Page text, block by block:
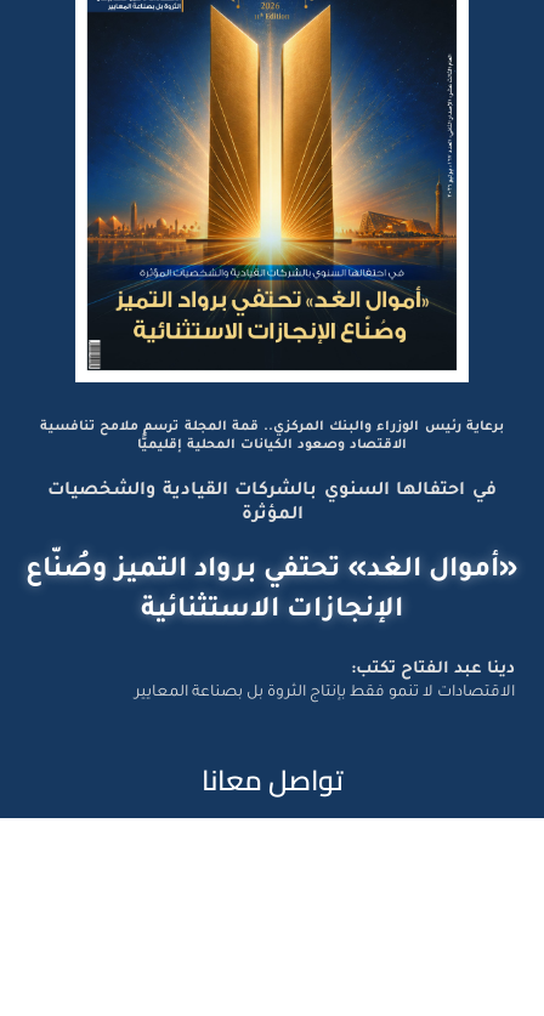
برعاية رئيس الوزراء والبنك المركزي.. قمة المجلة ترسم ملامح تنافسية
الاقتصاد وصعود الكيانات المحلية إقليميًّا
في احتفالها السنوي بالشركات القيادية والشخصيات
المؤثرة
«أموال الغد» تحتفي برواد التميز وصُنّاع
الإنجازات الاستثنائية
دينا عبد الفتاح تكتب:
الاقتصادات لا تنمو فقط بإنتاج الثروة بل بصناعة المعايير
تواصل معانا